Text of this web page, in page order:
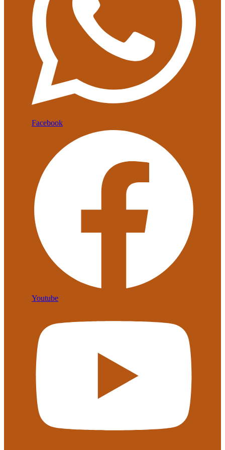
Facebook
Youtube